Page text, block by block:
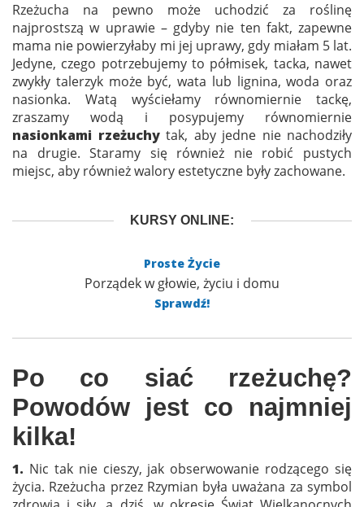
Rzeżucha na pewno może uchodzić za roślinę
najprostszą w uprawie – gdyby nie ten fakt, zapewne
mama nie powierzyłaby mi jej uprawy, gdy miałam 5 lat.
Jedyne, czego potrzebujemy to półmisek, tacka, nawet
zwykły talerzyk może być, wata lub lignina, woda oraz
nasionka. Watą wyściełamy równomiernie tackę,
zraszamy wodą i posypujemy równomiernie
nasionkami rzeżuchytak, aby jedne nie nachodziły
na drugie. Staramy się również nie robić pustych
miejsc, aby również walory estetyczne były zachowane.
KURSY ONLINE:
Proste Życie
Porządek w głowie, życiu i domu
Sprawdź!
Po co siać rzeżuchę?
Powodów jest co najmniej
kilka!
1. Nic tak nie cieszy, jak obserwowanie rodzącego się
życia. Rzeżucha przez Rzymian była uważana za symbol